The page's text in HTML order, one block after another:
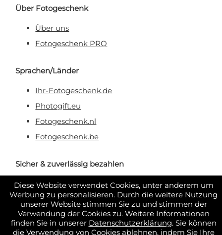
Diese Website verwendet Cookies, unter anderem um
Werbung zu personalisieren. Durch die weitere Nutzung
unserer Website stimmen Sie zu und stimmen der
Verwendung der Cookies zu. Weitere Informationen
finden Sie in unserer Datenschutzerklärung. Sie können
die Verwendung von Cookies ablehnen, indem Sie Ihre
Über Fotogeschenk
Über uns
Fotogeschenk PRO
Sprachen/Länder
Ihr-Fotogeschenk.de
Photogift.eu
Fotogeschenk.nl
Fotogeschenk.be
Sicher & zuverlässig bezahlen